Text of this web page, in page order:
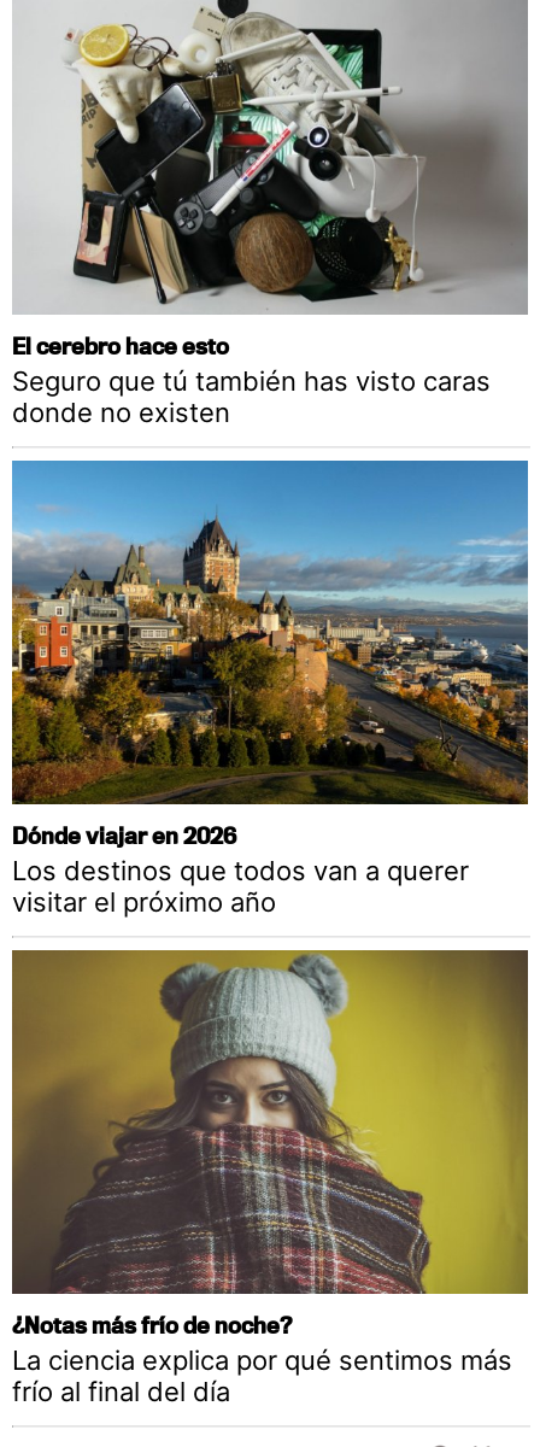
El cerebro hace esto
Seguro que tú también has visto caras
donde no existen
Dónde viajar en 2026
Los destinos que todos van a querer
visitar el próximo año
¿Notas más frío de noche?
La ciencia explica por qué sentimos más
frío al final del día